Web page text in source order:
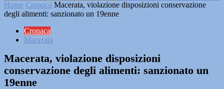
Home Cronaca Macerata, violazione disposizioni conservazione
degli alimenti: sanzionato un 19enne
Cronaca
Macerata
Macerata, violazione disposizioni
conservazione degli alimenti: sanzionato un
19enne